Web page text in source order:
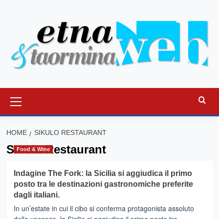
principale
HOME SIKULO RESTAURANT
Sikulo Restaurant
Food & Wine
Indagine The Fork: la Sicilia si aggiudica il primo
posto tra le destinazioni gastronomiche preferite
dagli italiani.
In un’estate in cui il cibo si conferma protagonista assoluto